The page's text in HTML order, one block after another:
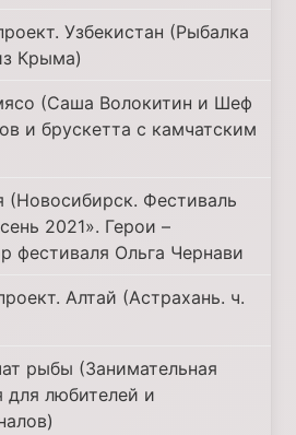
Узбекистан (Рыбалка
Крыма)
(Саша Волокитин и Шеф
и брускетта с камчатским
(Новосибирск. Фестиваль
2021». Герои –
фестиваля Ольга Чернави
Алтай (Астрахань. ч.
рыбы (Занимательная
для любителей и